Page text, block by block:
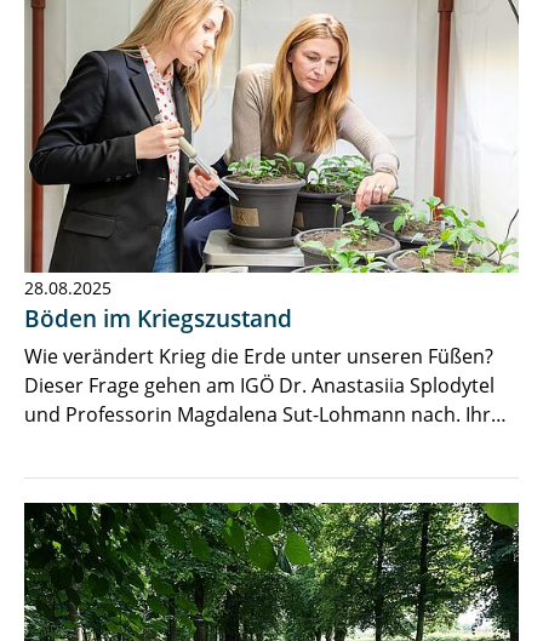
28.08.2025
Böden im Kriegszustand
Wie verändert Krieg die Erde unter unseren Füßen?
Dieser Frage gehen am IGÖ Dr. Anastasiia Splodytel
und Professorin Magdalena Sut-Lohmann nach. Ihr…